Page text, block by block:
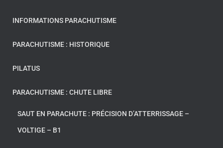
INFORMATIONS PARACHUTISME
PARACHUTISME : HISTORIQUE
PILATUS
PARACHUTISME : CHUTE LIBRE
SAUT EN PARACHUTE : PRÉCISION D’ATTERRISSAGE –
VOLTIGE – B1